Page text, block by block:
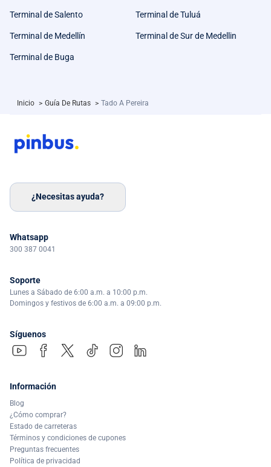
Terminal de Salento Terminal de Tuluá
Terminal de Medellín Terminal de Sur de Medellin
Terminal de Buga
Inicio > Guía De Rutas > Tado A Pereira
¿Necesitas ayuda?
Whatsapp
300 387 0041
Soporte
Lunes a Sábado de 6:00 a.m. a 10:00 p.m.
Domingos y festivos de 6:00 a.m. a 09:00 p.m.
Síguenos
Información
Blog
¿Cómo comprar?
Estado de carreteras
Términos y condiciones de cupones
Preguntas frecuentes
Política de privacidad